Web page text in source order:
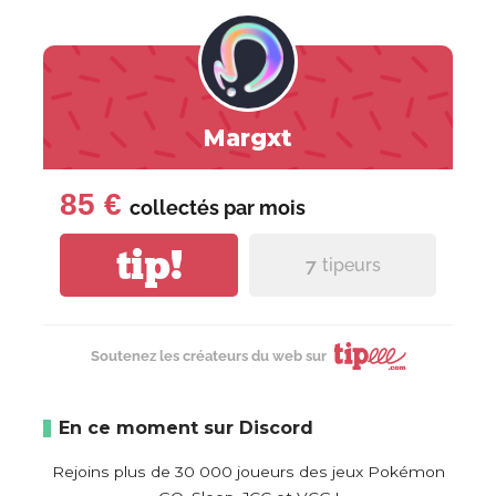
Margxt
85 € collectés par mois
tip! 7 tipeurs
Soutenez les créateurs du web sur
En ce moment sur Discord
Rejoins plus de 30 000 joueurs des jeux Pokémon